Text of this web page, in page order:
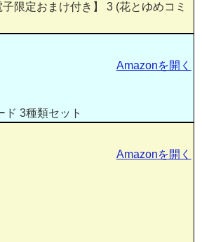
限定おまけ付き】 3 (花とゆめコミ
ド 3種類セット
Amazonを開く
Amazonを開く